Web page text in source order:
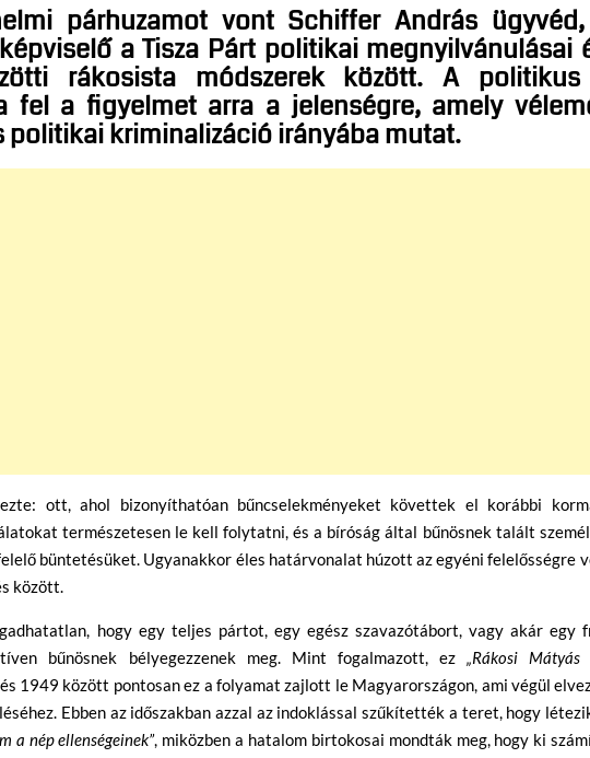
párhuzamot vont Schiffer András
a Tisza Párt politikai megnyilvánulásai
rákosista módszerek között. A
fel a figyelmet arra a jelenségre, amely
politikai kriminalizáció irányába mutat.
ott, ahol bizonyíthatóan bűncselekményeket követtek el korábbi
természetesen le kell folytatni, és a bíróság által bűnösnek talált
büntetésüket. Ugyanakkor éles határvonalat húzott az egyéni felelősségre
között.
hogy egy teljes pártot, egy egész szavazótábort, vagy akár egy
bűnösnek bélyegezzenek meg. Mint fogalmazott, ez
„Rákosi Mátyás
1949 között pontosan ez a folyamat zajlott le Magyarországon, ami végül
Ebben az időszakban azzal az indoklással szűkítették a teret, hogy
a nép ellenségeinek”, miközben a hatalom birtokosai mondták meg, hogy ki